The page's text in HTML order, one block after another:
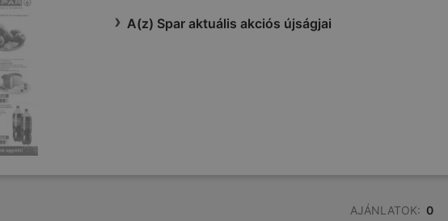
A(z) Spar aktuális akciós újságjai
AJÁNLATOK: 0